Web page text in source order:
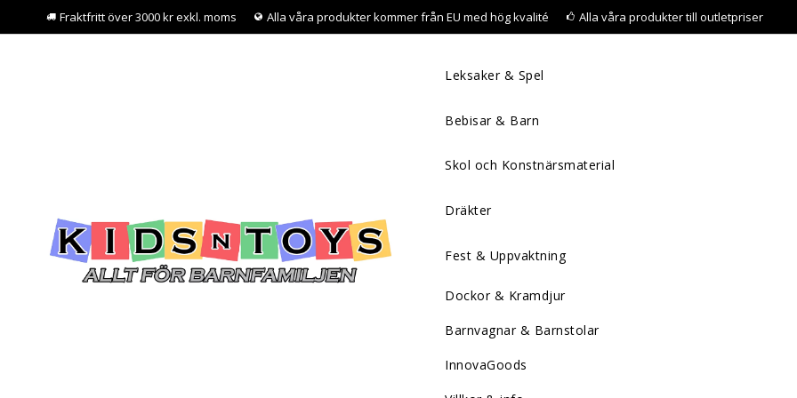
Fraktfritt över 3000 kr exkl. moms Alla våra produkter kommer från EU med hög kvalité Alla våra produkter till outletpriser
Leksaker & Spel
Bebisar & Barn
Skol och Konstnärsmaterial
Dräkter
Fest & Uppvaktning
Dockor & Kramdjur
Barnvagnar & Barnstolar
InnovaGoods